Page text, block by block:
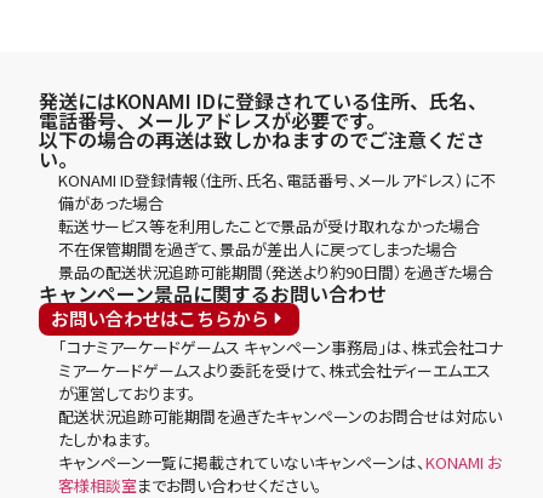
発送にはKONAMI IDに登録されている住所、氏名、
電話番号、メールアドレスが必要です。
以下の場合の再送は致しかねますのでご注意くださ
い。
KONAMI ID登録情報（住所、氏名、電話番号、メールアドレス）に不
備があった場合
転送サービス等を利用したことで景品が受け取れなかった場合
不在保管期間を過ぎて、景品が差出人に戻ってしまった場合
景品の配送状況追跡可能期間（発送より約90日間）を過ぎた場合
キャンペーン景品に関するお問い合わせ
お問い合わせはこちらから
「コナミアーケードゲームス キャンペーン事務局」は、株式会社コナ
ミアーケードゲームスより委託を受けて、株式会社ディーエムエス
が運営しております。
配送状況追跡可能期間を過ぎたキャンペーンのお問合せは対応い
たしかねます。
キャンペーン一覧に掲載されていないキャンペーンは、KONAMI お
客様相談室までお問い合わせください。